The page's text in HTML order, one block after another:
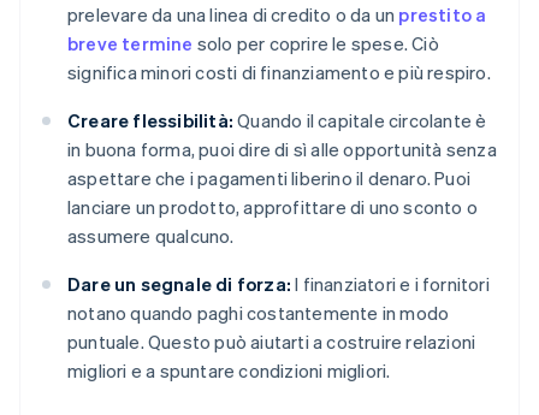
prelevare da una linea di credito o da un prestito a
breve termine solo per coprire le spese. Ciò
significa minori costi di finanziamento e più respiro.
Creare flessibilità: Quando il capitale circolante è
in buona forma, puoi dire di sì alle opportunità senza
aspettare che i pagamenti liberino il denaro. Puoi
lanciare un prodotto, approfittare di uno sconto o
assumere qualcuno.
Dare un segnale di forza: I finanziatori e i fornitori
notano quando paghi costantemente in modo
puntuale. Questo può aiutarti a costruire relazioni
migliori e a spuntare condizioni migliori.